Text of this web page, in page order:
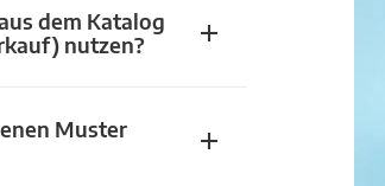
dem Katalog
nutzen?
Muster